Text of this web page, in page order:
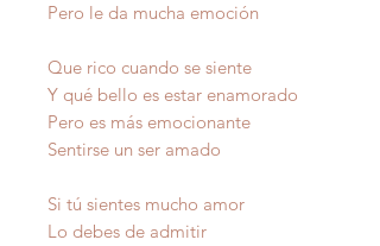
Pero le da mucha emoción
Que rico cuando se siente
Y qué bello es estar enamorado
Pero es más emocionante
Sentirse un ser amado
Si tú sientes mucho amor
Lo debes de admitir